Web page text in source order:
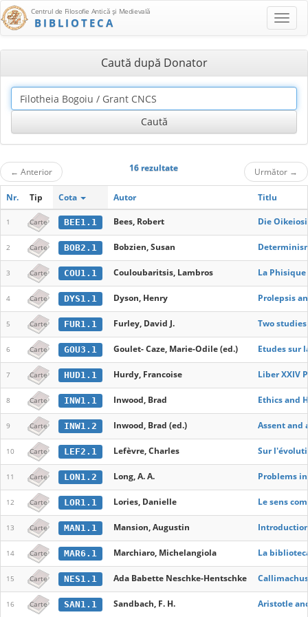
Centrul de Filosofie Antică şi Medievală
BIBLIOTECA
Caută după Donator
← Anterior 16 rezultate Următor →
Nr. Tip Cota Autor Titlu
1 Carte BEE1.1 Bees, Robert Die
2 Carte BOB2.1 Bobzien, Susan
3 Carte COU1.1 Couloubaritsis, Lambros La
4 Carte DYS1.1 Dyson, Henry Prolepsis
5 Carte FUR1.1 Furley, David J. Two
6 Carte GOU3.1 Goulet- Caze, Marie-Odile (ed.) Etudes sur
7 Carte HUD1.1 Hurdy, Francoise Liber XXIV
8 Carte INW1.1 Inwood, Brad Ethics and
9 Carte INW1.2 Inwood, Brad (ed.) Assent and
10 Carte LEF2.1 Lefèvre, Charles Sur
11 Carte LON1.2 Long, A. A. Problems
12 Carte LOR1.1 Lories, Danielle Le sens
13 Carte MAN1.1 Mansion, Augustin
14 Carte MAR6.1 Marchiaro, Michelangiola La
15 Carte NES1.1 Ada Babette Neschke-Hentschke
16 Carte SAN1.1 Sandbach, F. H. Aristotle